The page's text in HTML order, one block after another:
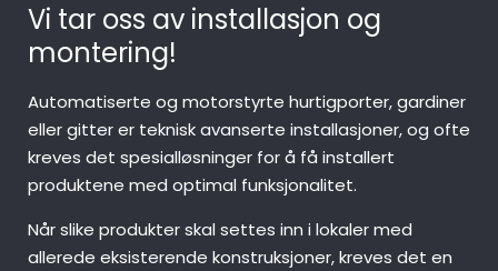
Vi tar oss av installasjon og
montering!
Automatiserte og motorstyrte hurtigporter, gardiner
eller gitter er teknisk avanserte installasjoner, og ofte
kreves det spesialløsninger for å få installert
produktene med optimal funksjonalitet.
Når slike produkter skal settes inn i lokaler med
allerede eksisterende konstruksjoner, kreves det en